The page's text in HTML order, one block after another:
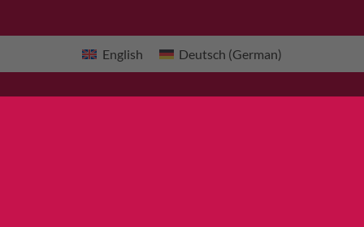
English Deutsch (German)